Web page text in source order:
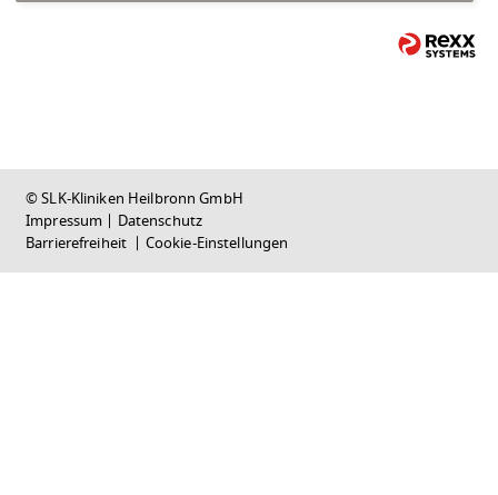
© SLK-Kliniken Heilbronn GmbH
Impressum | Datenschutz
Barrierefreiheit | Cookie-Einstellungen